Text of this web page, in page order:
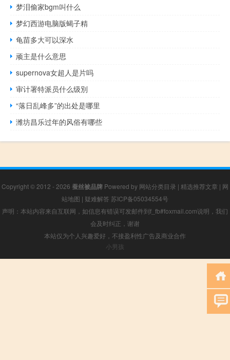
梦泪偷家bgm叫什么
梦幻西游电脑版蝎子精
龟苗多大可以深水
顽主是什么意思
supernova女超人是片吗
审计署特派员什么级別
“落日乱峰多”的出处是哪里
潍坊昌乐过年的风俗有哪些
Copyright © 2012 - 2026 蚕丝被品牌 Powered by 网站分类目录 | 精选推荐文章 | 网
站地图 | 疑难解答 苏ICP备05034554号
声明：本站内容来自互联网，如信息有错误可发邮件到f_fb#foxmail.com说明，我们
会及时纠正，谢谢
本站仅为个人兴趣爱好，不接盈利性广告及商业合作
小男孩